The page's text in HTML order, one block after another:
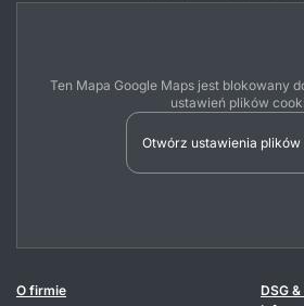
Ten Mapa Google Maps jest blokowany
ustawień plików
Otwórz ustawienia plików
O firmie
DSG